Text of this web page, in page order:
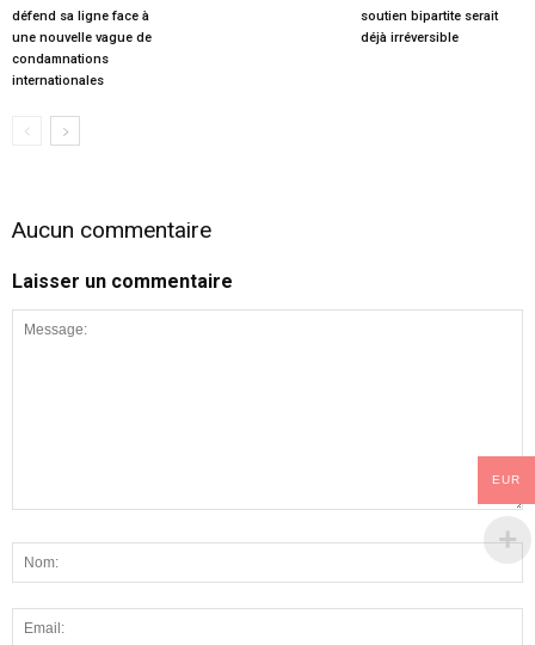
défend sa ligne face à
une nouvelle vague de
condamnations
internationales
soutien bipartite serait
déjà irréversible
Aucun commentaire
Laisser un commentaire
EUR